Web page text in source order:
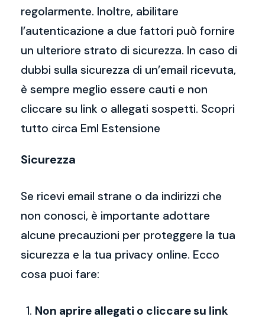
regolarmente. Inoltre, abilitare
l’autenticazione a due fattori può fornire
un ulteriore strato di sicurezza. In caso di
dubbi sulla sicurezza di un’email ricevuta,
è sempre meglio essere cauti e non
cliccare su link o allegati sospetti. Scopri
tutto circa Eml Estensione
Sicurezza
Se ricevi email strane o da indirizzi che
non conosci, è importante adottare
alcune precauzioni per proteggere la tua
sicurezza e la tua privacy online. Ecco
cosa puoi fare:
Non aprire allegati o cliccare su link